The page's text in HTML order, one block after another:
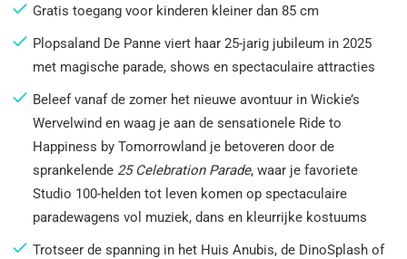
Gratis toegang voor kinderen kleiner dan 85 cm
Plopsaland De Panne viert haar 25-jarig jubileum in 2025
met magische parade, shows en spectaculaire attracties
Beleef vanaf de zomer het nieuwe avontuur in Wickie’s
Wervelwind en waag je aan de sensationele Ride to
Happiness by Tomorrowland je betoveren door de
sprankelende 25 Celebration Parade, waar je favoriete
Studio 100-helden tot leven komen op spectaculaire
paradewagens vol muziek, dans en kleurrijke kostuums
Trotseer de spanning in het Huis Anubis, de DinoSplash of